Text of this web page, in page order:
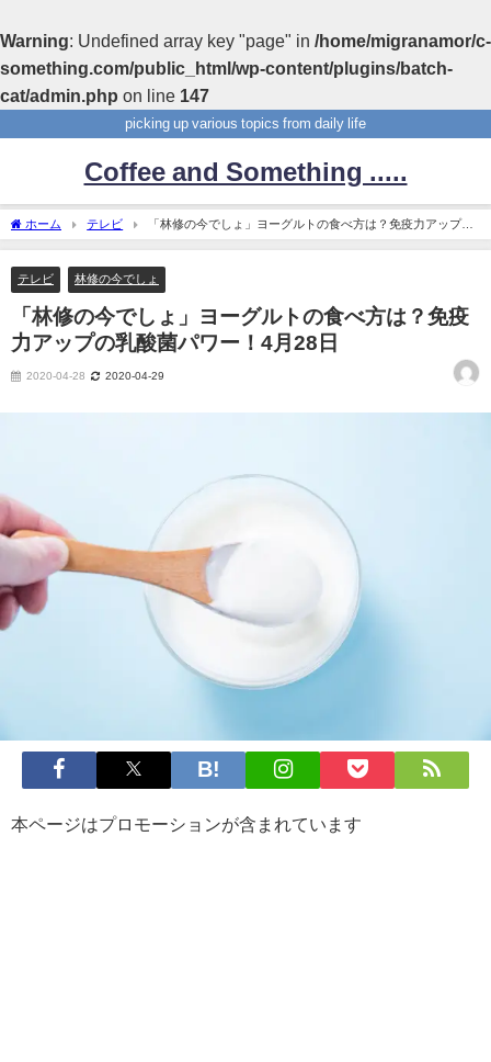
Warning: Undefined array key "page" in /home/migranamor/c-
something.com/public_html/wp-content/plugins/batch-
cat/admin.php on line 147
picking up various topics from daily life
Coffee and Something .....
ホーム テレビ
「林修の今でしょ」ヨーグルトの食べ方は？免疫力アップの
乳酸菌パワー！4月28日
テレビ 林修の今でしょ
「林修の今でしょ」ヨーグルトの食べ方は？免疫
力アップの乳酸菌パワー！4月28日
2020-04-28 2020-04-29
本ページはプロモーションが含まれています